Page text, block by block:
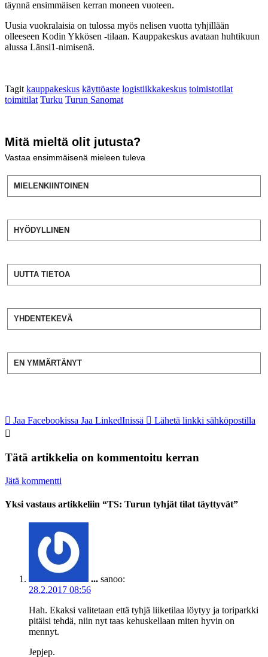
täynnä ensimmäisen kerran moneen vuoteen.
Uusia vuokralaisia on tulossa myös nelisen vuotta tyhjillään
olleeseen Kodin Ykkösen -tilaan. Kauppakeskus avataan huhtikuun
alussa Länsi1-nimisenä.
Tagitkauppakeskus käyttöaste logistiikkakeskus toimistotilat
toimitilat Turku Turun Sanomat
Mitä mieltä olit jutusta?
Vastaa ensimmäisenä mieleen tuleva
MIELENKIINTOINEN
HYÖDYLLINEN
UUTTA TIETOA
YHDENTEKEVÄ
EN YMMÄRTÄNYT
Jaa Facebookissa Jaa LinkedInissä Lähetä linkki sähköpostilla
Tätä artikkelia on kommentoitu kerran
Jätä kommentti
Yksi vastaus artikkeliin “TS: Turun tyhjät tilat täyttyvät”
... sanoo:
28.2.2017 08:56
Hah. Ekaksi valitetaan että tyhjä liiketilaa löytyy ja toriparkki
pitäisi tehdä, niin nyt taas kehuskellaan miten hyvin on
mennyt.
Jepjep.